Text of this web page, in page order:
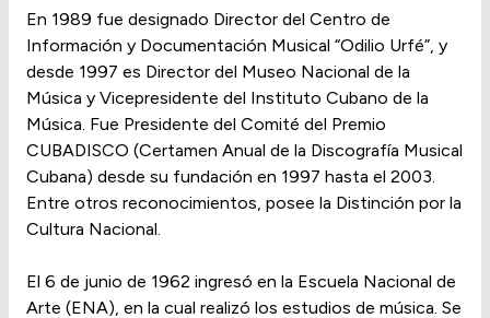
En 1989 fue designado Director del Centro de
Información y Documentación Musical “Odilio Urfé”, y
desde 1997 es Director del Museo Nacional de la
Música y Vicepresidente del Instituto Cubano de la
Música. Fue Presidente del Comité del Premio
CUBADISCO (Certamen Anual de la Discografía Musical
Cubana) desde su fundación en 1997 hasta el 2003.
Entre otros reconocimientos, posee la Distinción por la
Cultura Nacional.
El 6 de junio de 1962 ingresó en la Escuela Nacional de
Arte (ENA), en la cual realizó los estudios de música. Se